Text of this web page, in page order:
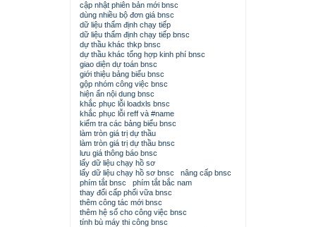
cập nhật phiên bản mới bnsc
dùng nhiều bộ đơn giá bnsc
dữ liệu thẩm định chạy tiếp
dữ liệu thẩm định chạy tiếp bnsc
dự thầu khác thkp bnsc
dự thầu khác tổng hợp kinh phí bnsc
giao diện dự toán bnsc
giới thiệu bảng biểu bnsc
gộp nhóm công việc bnsc
hiện ẩn nội dung bnsc
khắc phục lỗi loadxls bnsc
khắc phục lỗi reff và #name
kiểm tra các bảng biểu bnsc
làm tròn giá trị dự thầu
làm tròn giá trị dự thầu bnsc
lưu giá thông báo bnsc
lấy dữ liệu chạy hồ sơ
lấy dữ liệu chạy hồ sơ bnsc
nâng cấp bnsc
phím tắt bnsc
phím tắt bắc nam
thay đổi cấp phối vữa bnsc
thêm công tác mới bnsc
thêm hệ số cho công việc bnsc
tính bù máy thi công bnsc